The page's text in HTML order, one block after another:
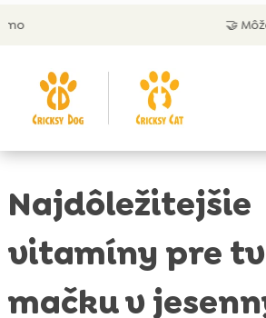
🤝 Môžeš zaplatiť aj
Najdôležitejšie
vitamíny pre
mačku v